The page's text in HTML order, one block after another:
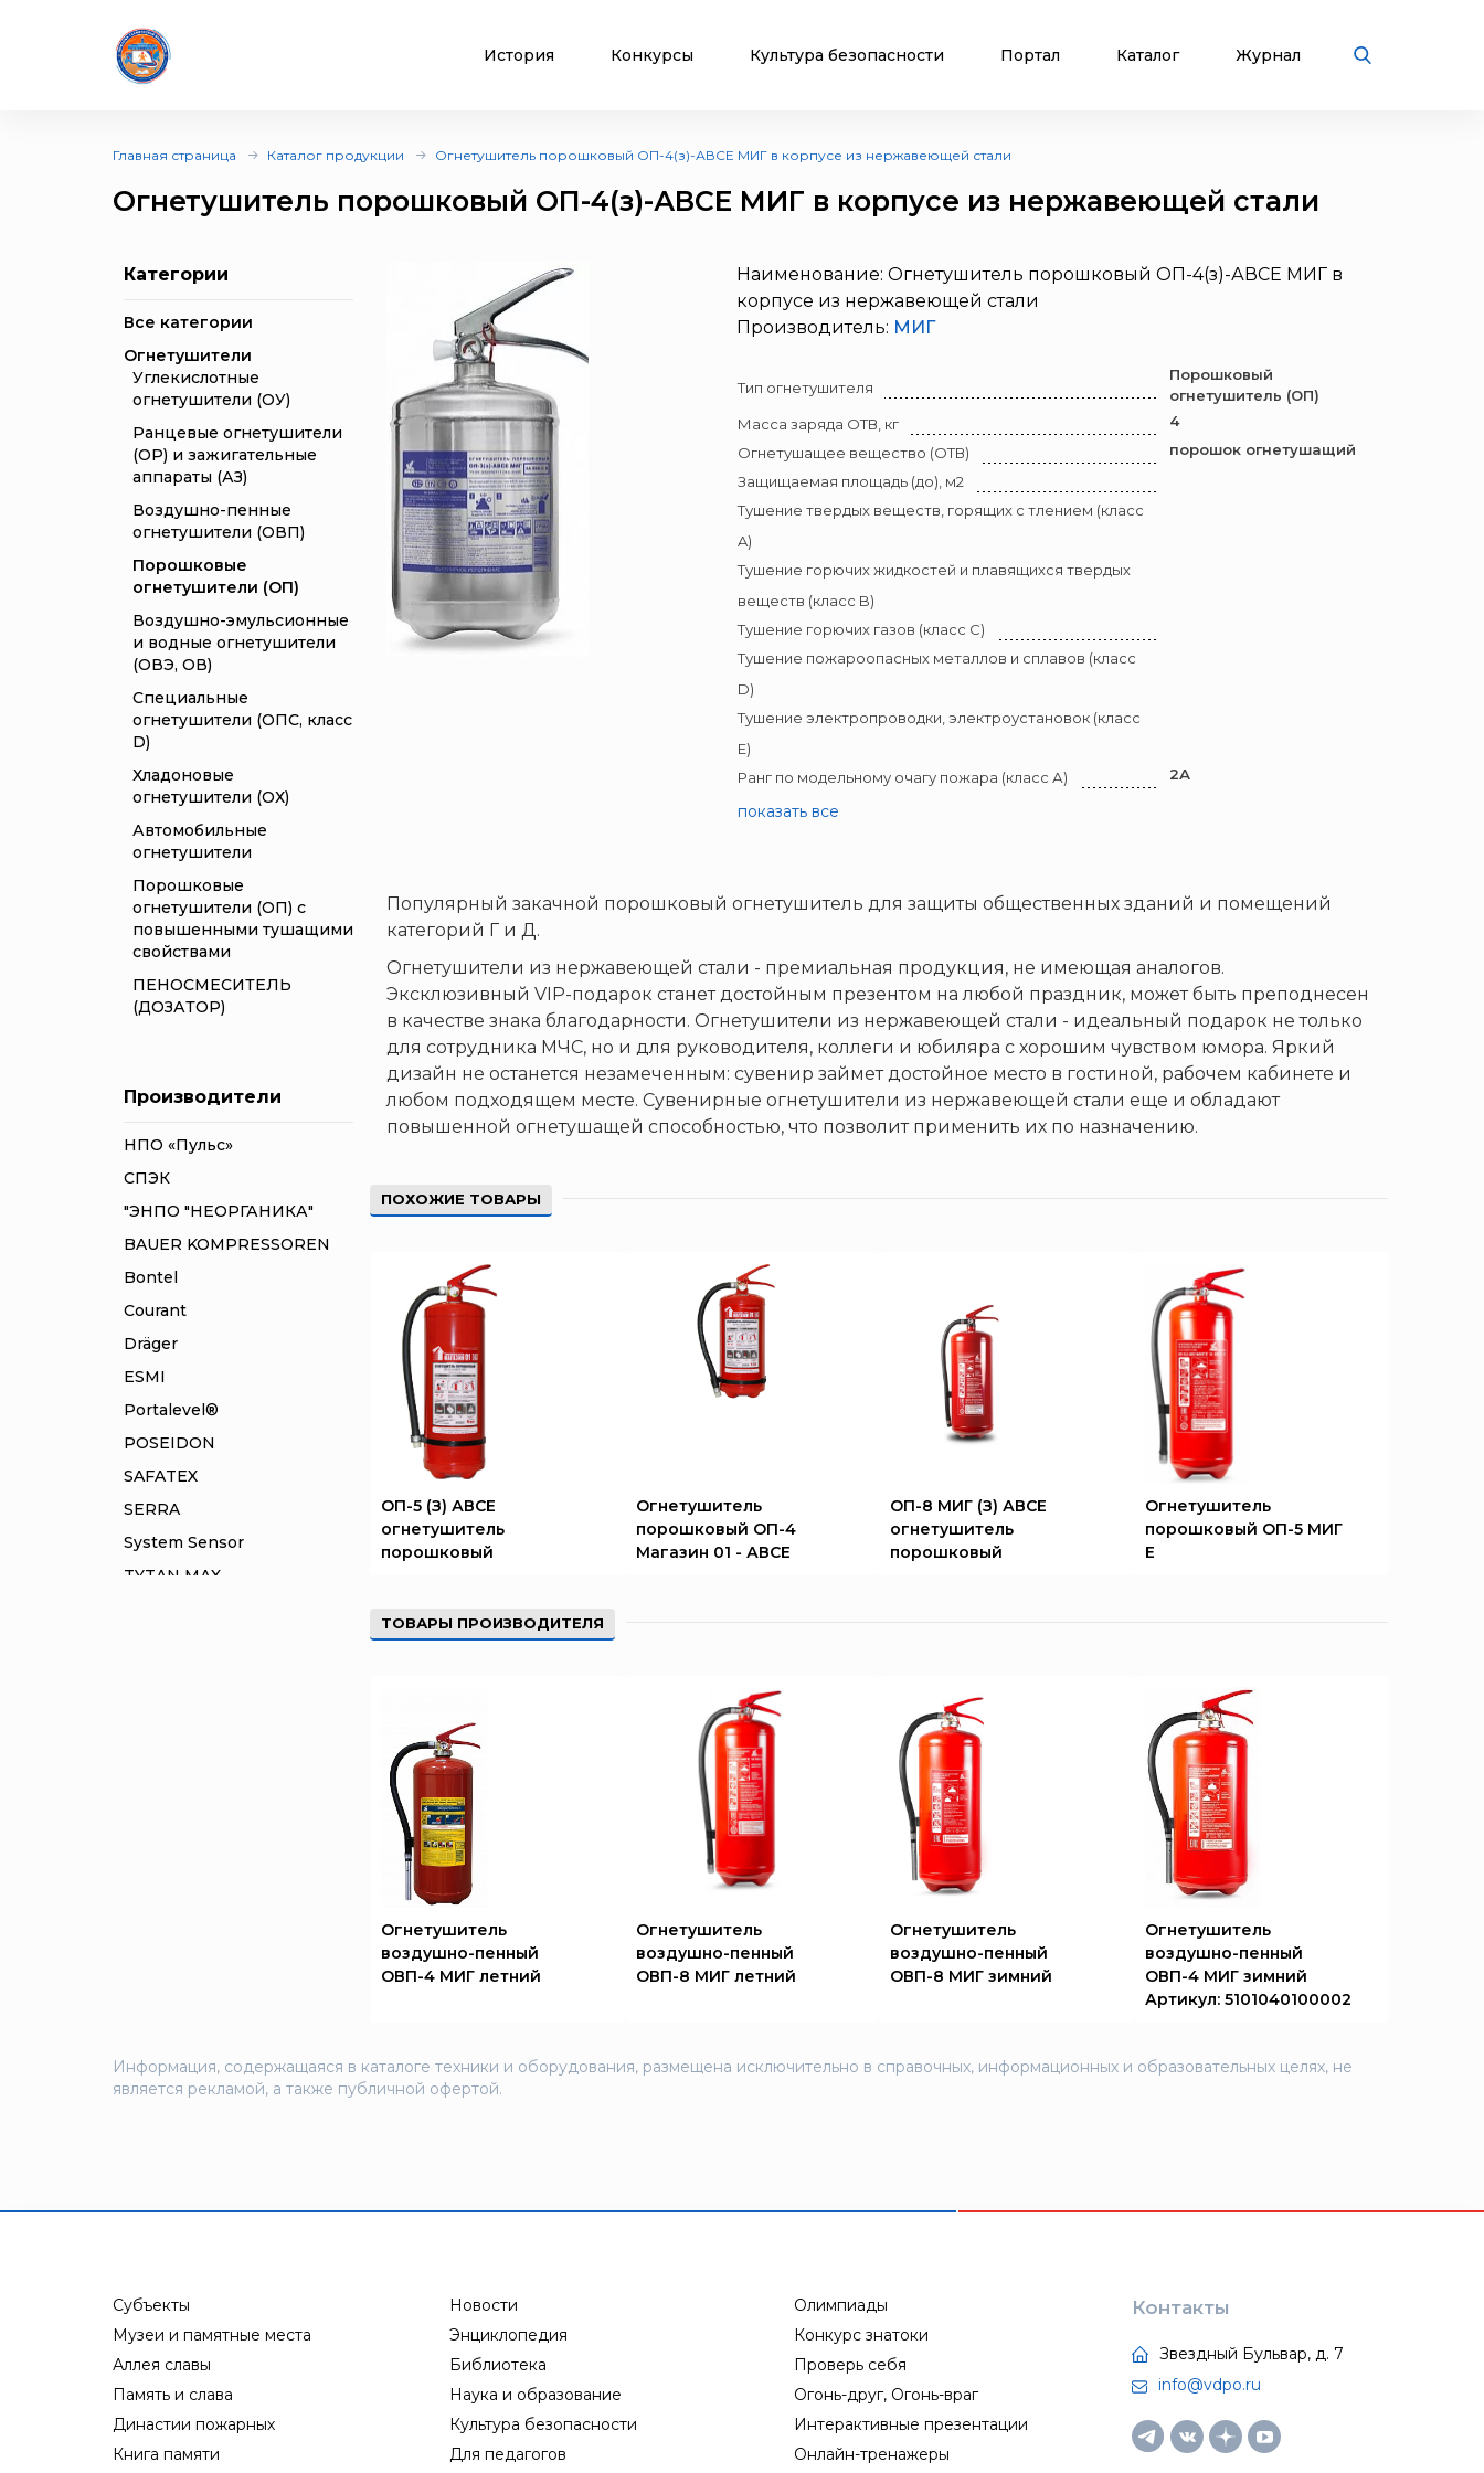
История Конкурсы Культура безопасности Портал Каталог Журнал
Главная страница Каталог продукции Огнетушитель порошковый ОП-4(з)-АВСЕ МИГ в корпусе из нержавеющей стали
Огнетушитель порошковый ОП-4(з)-АВСЕ МИГ в корпусе из нержавеющей стали
Категории
Все категории
Огнетушители
Углекислотные
огнетушители (ОУ)
Ранцевые огнетушители
(ОР) и зажигательные
аппараты (АЗ)
Воздушно-пенные
огнетушители (ОВП)
Порошковые
огнетушители (ОП)
Воздушно-эмульсионные
и водные огнетушители
(ОВЭ, ОВ)
Специальные
огнетушители (ОПС, класс
D)
Хладоновые
огнетушители (ОХ)
Автомобильные
огнетушители
Порошковые
огнетушители (ОП) с
повышенными тушащими
свойствами
ПЕНОСМЕСИТЕЛЬ
(ДОЗАТОР)
Производители
НПО «Пульс»
СПЭК
"ЭНПО "НЕОРГАНИКА"
BAUER KOMPRESSOREN
Bontel
Courant
Dräger
ESMI
Portalevel®
POSEIDON
SAFATEX
SERRA
System Sensor
TYTAN MAX
Диапазон+
Ермак
М-01.ру
Магазин 01
Магнито-Контакт
МИГ
Минипожарный
Неизвестный производитель
Наименование: Огнетушитель порошковый ОП-4(з)-АВСЕ МИГ в
корпусе из нержавеющей стали
Производитель: МИГ
Тип огнетушителя
Порошковый
огнетушитель (ОП)
Масса заряда ОТВ, кг
4
Огнетушащее вещество (ОТВ)
порошок огнетушащий
Защищаемая площадь (до), м2
Тушение твердых веществ, горящих с тлением (класс
A)
Тушение горючих жидкостей и плавящихся твердых
веществ (класс B)
Тушение горючих газов (класс C)
Тушение пожароопасных металлов и сплавов (класс
D)
Тушение электропроводки, электроустановок (класс
E)
Ранг по модельному очагу пожара (класс А)
2А
показать все
Популярный закачной порошковый огнетушитель для защиты общественных зданий и помещений
категорий Г и Д.
Огнетушители из нержавеющей стали - премиальная продукция, не имеющая аналогов.
Эксклюзивный VIP-подарок станет достойным презентом на любой праздник, может быть преподнесен
в качестве знака благодарности. Огнетушители из нержавеющей стали - идеальный подарок не только
для сотрудника МЧС, но и для руководителя, коллеги и юбиляра с хорошим чувством юмора. Яркий
дизайн не останется незамеченным: сувенир займет достойное место в гостиной, рабочем кабинете и
любом подходящем месте. Сувенирные огнетушители из нержавеющей стали еще и обладают
повышенной огнетушащей способностью, что позволит применить их по назначению.
ПОХОЖИЕ ТОВАРЫ
ОП-5 (З) АВСЕ
огнетушитель
порошковый
Огнетушитель
порошковый ОП-4
Магазин 01 - АВСЕ
ОП-8 МИГ (З) АВСЕ
огнетушитель
порошковый
Огнетушитель
порошковый ОП-5 МИГ
Е
ТОВАРЫ ПРОИЗВОДИТЕЛЯ
Огнетушитель
воздушно-пенный
ОВП-4 МИГ летний
Огнетушитель
воздушно-пенный
ОВП-8 МИГ летний
Огнетушитель
воздушно-пенный
ОВП-8 МИГ зимний
Огнетушитель
воздушно-пенный
ОВП-4 МИГ зимний
Артикул: 5101040100002
Информация, содержащаяся в каталоге техники и оборудования, размещена исключительно в справочных, информационных и образовательных целях, не
является рекламой, а также публичной офертой.
Субъекты
Музеи и памятные места
Аллея славы
Память и слава
Династии пожарных
Книга памяти
Новости
Энциклопедия
Библиотека
Наука и образование
Культура безопасности
Для педагогов
Олимпиады
Конкурс знатоки
Проверь себя
Огонь-друг, Огонь-враг
Интерактивные презентации
Онлайн-тренажеры
Контакты
Звездный Бульвар, д. 7
info@vdpo.ru